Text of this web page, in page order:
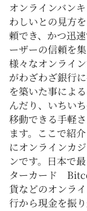
オンラインバン
わしいとの見方
頼でき、かつ迅
ーザーの信頼を
様々なオンライ
がわざわざ銀行
を築いた事によ
んだり、いちい
移動できる手軽
ます。ここで紹
にオンラインカ
ンです。日本で
ターカード
貨などのオンラ
行から現金を振